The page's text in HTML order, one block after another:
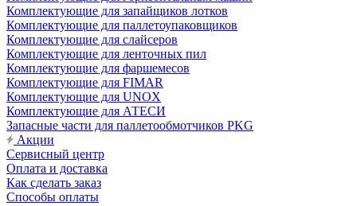
Комплектующие для запайщиков лотков
Комплектующие для паллетоупаковщиков
Комплектующие для слайсеров
Комплектующие для ленточных пил
Комплектующие для фаршемесов
Комплектующие для FIMAR
Комплектующие для UNOX
Комплектующие для АТЕСИ
Запасные части для паллетообмотчиков PKG
Акции
Сервисный центр
Оплата и доставка
Как сделать заказ
Способы оплаты